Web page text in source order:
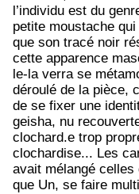
l’individu est du
petite moustache
que son tracé noir
cette apparence
le-la verra se
déroulé de la pièce,
de se fixer une
geisha, nu
clochard.e trop
clochardise... Les
avait mélangé
que Un, se faire